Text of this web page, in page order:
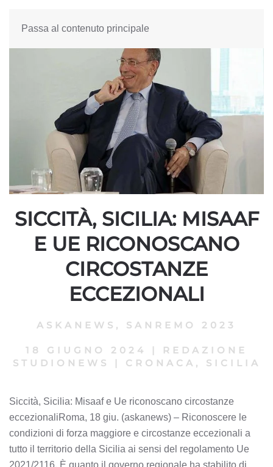
Passa al contenuto principale
SICCITÀ, SICILIA: MISAAF
E UE RICONOSCANO
CIRCOSTANZE
ECCEZIONALI
ASKANEWS , SANREMO 2023
18 GIUGNO 2024
REDAZIONE
STUDIONEWS
CRONACA, SICILIA
Siccità, Sicilia: Misaaf e Ue riconoscano circostanze
eccezionaliRoma, 18 giu. (askanews) – Riconoscere le
condizioni di forza maggiore e circostanze eccezionali a
tutto il territorio della Sicilia ai sensi del regolamento Ue